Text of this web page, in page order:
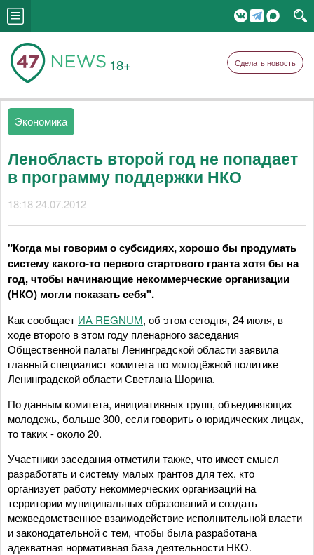
18+ Сделать новость
Экономика
Ленобласть второй год не попадает
в программу поддержки НКО
18:18 24.07.2012
"Когда мы говорим о субсидиях, хорошо бы продумать
систему какого-то первого стартового гранта хотя бы на
год, чтобы начинающие некоммерческие организации
(НКО) могли показать себя".
Как сообщает ИА REGNUM, об этом сегодня, 24 июля, в
ходе второго в этом году пленарного заседания
Общественной палаты Ленинградской области заявила
главный специалист комитета по молодёжной политике
Ленинградской области Светлана Шорина.
По данным комитета, инициативных групп, объединяющих
молодежь, больше 300, если говорить о юридических лицах,
то таких - около 20.
Участники заседания отметили также, что имеет смысл
разработать и систему малых грантов для тех, кто
организует работу некоммерческих организаций на
территории муниципальных образований и создать
межведомственное взаимодействие исполнительной власти
и законодательной с тем, чтобы была разработана
адекватная нормативная база деятельности НКО.